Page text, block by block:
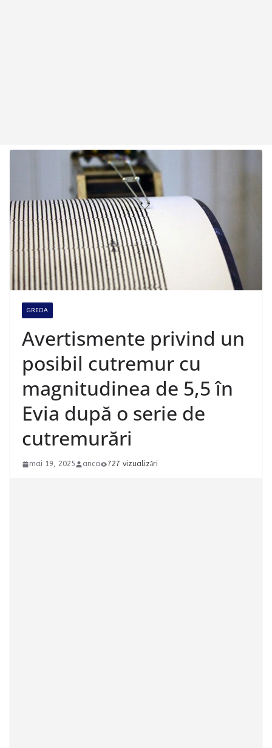
GRECIA
Avertismente privind un
posibil cutremur cu
magnitudinea de 5,5 în
Evia după o serie de
cutremurări
mai 19, 2025 anca 727 vizualizări